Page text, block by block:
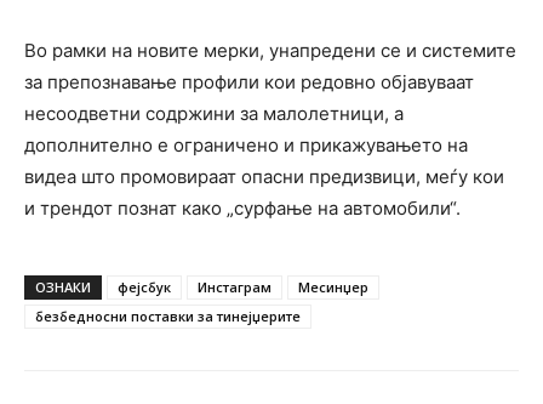
Во рамки на новите мерки, унапредени се и системите
за препознавање профили кои редовно објавуваат
несоодветни содржини за малолетници, а
дополнително е ограничено и прикажувањето на
видеа што промовираат опасни предизвици, меѓу кои
и трендот познат како „сурфање на автомобили“.
ОЗНАКИ фејсбук Инстаграм
Месинџер
безбедносни поставки за тинејџерите